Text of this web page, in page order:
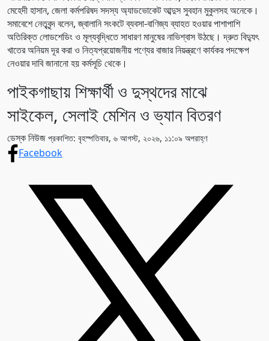
মেহেদী হাসান, জেলা কর্মপরিষদ সদস্য অ্যাডভোকেট আব্দুস সুবহান মুকুলসহ অনেকে।
সমাবেশে নেতৃবৃন্দ বলেন, জ্বালানি সংকটে ব্যবসা-বাণিজ্য ব্যাহত হওয়ার পাশাপাশি
অতিরিক্ত লোডশেডিং ও মূল্যবৃদ্ধিতে সাধারণ মানুষের নাভিশ্বাস উঠছে। দ্রুত বিদ্যুৎ
খাতের অনিয়ম দূর করা ও নিত্যপ্রয়োজনীয় পণ্যের বাজার নিয়ন্ত্রণে কার্যকর পদক্ষেপ
নেওয়ার দাবি জানানো হয় কর্মসূচি থেকে।
পাইকগাছায় শিক্ষার্থী ও দুস্থদের মাঝে
সাইকেল, সেলাই মেশিন ও ভ্যান বিতরণ
ডেস্ক নিউজ প্রকাশিত: বৃহস্পতিবার, ৬ আগস্ট, ২০২৬, ১১:০৯ অপরাহ্ণ
Facebook